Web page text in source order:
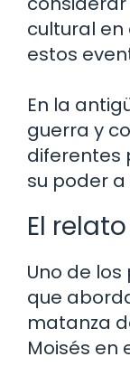
cultural en
estos
En la
guerra y
diferentes
su poder
El
Uno de
que
matanza
Moisés en